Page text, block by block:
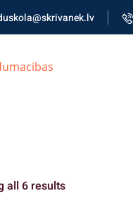
all 6 results